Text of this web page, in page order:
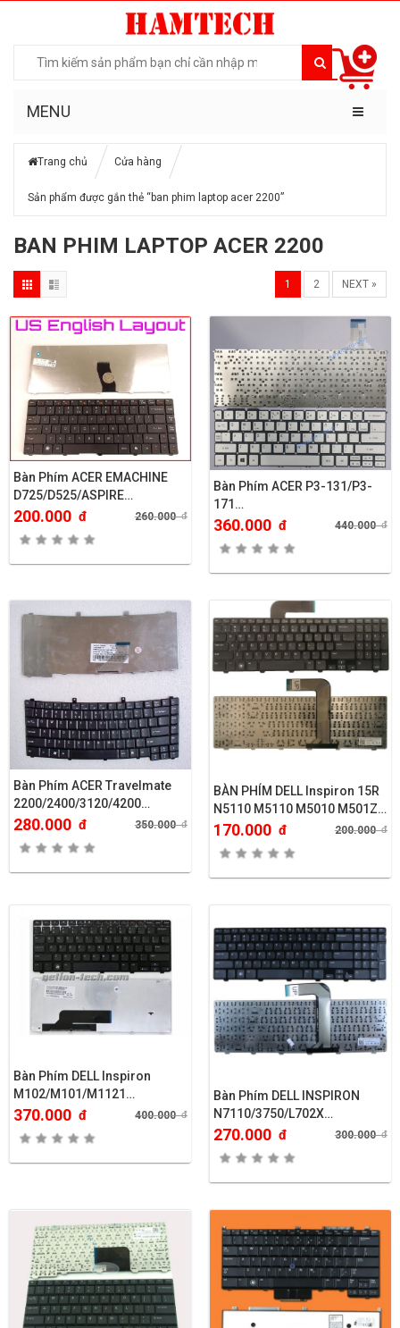
MENU
Trang chủ Cửa hàng
Sản phẩm được gắn thẻ “ban phim laptop acer 2200”
BAN PHIM LAPTOP ACER 2200
1 2 NEXT »
Bàn Phím ACER EMACHINE
D725/D525/ASPIRE
4332/4732..
200.000 đ 260.000đ
Bàn Phím ACER P3-131/P3-
171…
360.000 đ 440.000đ
Bàn Phím ACER Travelmate
2200/2400/3120/4200…
280.000 đ 350.000đ
BÀN PHÍM DELL Inspiron 15R
N5110 M5110 M5010 M501Z
M511R..
170.000 đ 200.000đ
Bàn Phím DELL Inspiron
M102/M101/M1121…
370.000 đ 400.000đ
Bàn Phím DELL INSPIRON
N7110/3750/L702X…
270.000 đ 300.000đ